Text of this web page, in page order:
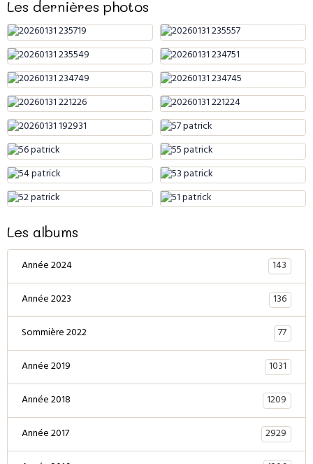
Les dernières photos
Les albums
Année 2024
143
Année 2023
136
Sommière 2022
77
Année 2019
1031
Année 2018
1209
Année 2017
2929